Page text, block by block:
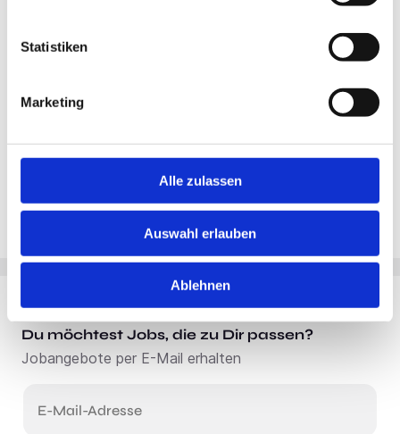
Statistiken
Marketing
Alle zulassen
Auswahl erlauben
Ablehnen
Du möchtest Jobs, die zu Dir passen?
Jobangebote per E-Mail erhalten
E-Mail-Adresse